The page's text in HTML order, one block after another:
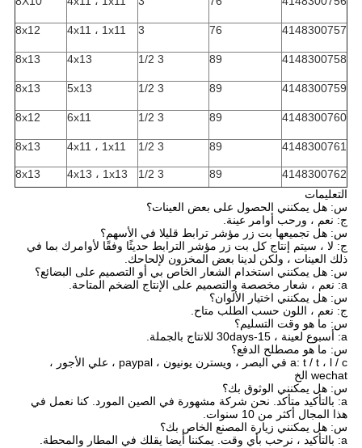
4148300757
76
3 4x11 ، 1x11 8x12
4148300758
89
3 1/2
4x13
8x13
4148300759
89
3 1/2
5x13
8x13
4148300760
89
3 1/2
6x11
8x12
4148300761
89
3 1/2 4x11 ، 1x11 8x13
4148300762
89
3 1/2 4x13 ، 1x13
8x13
التعليمات
س: هل يمكنني الحصول على بعض العينات؟
ج: نعم ، ورحب أوامر عينة.
س: هل تجميعها بت زر مؤشر ترابط قليلا في الأسهم؟
ج: لا ، سيتم إنتاج كل بت زر مؤشر الترابط حديثًا وفقًا لأوامرك بما في
ذلك العينات ، ولكن لدينا بعض المخزون لإلحاحك.
س: هل يمكنني استخدام الشعار الخاص بي أو التصميم على البضائع؟
a: نعم ، شعار مخصصة والتصميم على الإنتاج الضخم المتاحة.
س: هل يمكنني اختيار الألوان؟
ج: نعم ، اللون حسب الطلب متاح.
س: ما هو وقت التسليم؟
a: أسبوع لعينة ، 15-30days للانتاج بالجملة.
س: ما هو مصطلح الدفع؟
a: t / t ، l / c في البصر ، ويسترن يونيون ، paypal ، علي الأجور ،
wechat الخ
س: هل يمكنني الوثوق بك؟
a: بالتأكيد متأكد. نحن شركة مشهورة في الصين المورد. كنا نعمل في
هذا المجال أكثر من 10 سنوات.
س: هل يمكنني زيارة المصنع الخاص بك؟
a: بالتأكيد ، نرحب بأي وقت. يمكننا أيضا يقلك في المطار والمحطة.